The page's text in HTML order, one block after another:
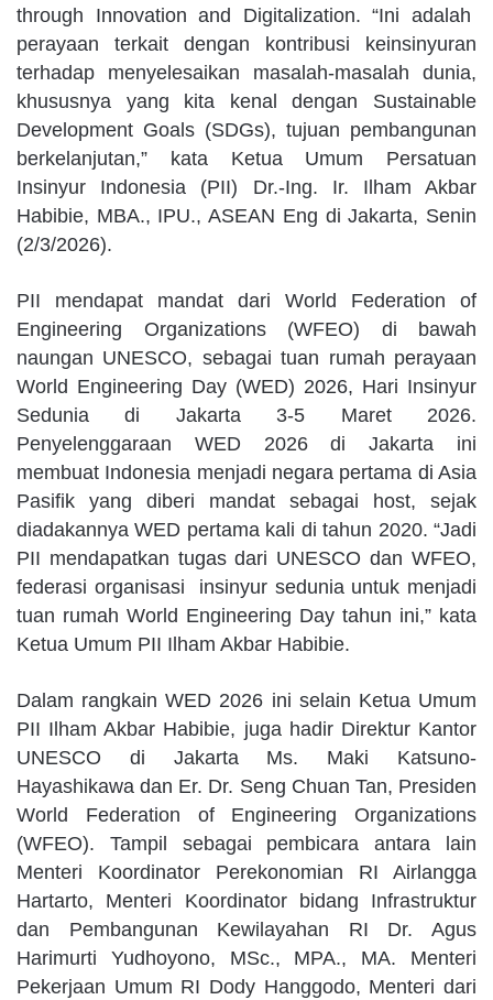
through Innovation and Digitalization. “Ini adalah
perayaan terkait dengan kontribusi keinsinyuran
terhadap menyelesaikan masalah-masalah dunia,
khususnya yang kita kenal dengan Sustainable
Development Goals (SDGs), tujuan pembangunan
berkelanjutan,” kata Ketua Umum Persatuan
Insinyur Indonesia (PII) Dr.-Ing. Ir. Ilham Akbar
Habibie, MBA., IPU., ASEAN Eng di Jakarta, Senin
(2/3/2026).
PII mendapat mandat dari World Federation of
Engineering Organizations (WFEO) di bawah
naungan UNESCO, sebagai tuan rumah perayaan
World Engineering Day (WED) 2026, Hari Insinyur
Sedunia di Jakarta 3-5 Maret 2026.
Penyelenggaraan WED 2026 di Jakarta ini
membuat Indonesia menjadi negara pertama di Asia
Pasifik yang diberi mandat sebagai host, sejak
diadakannya WED pertama kali di tahun 2020. “Jadi
PII mendapatkan tugas dari UNESCO dan WFEO,
federasi organisasi insinyur sedunia untuk menjadi
tuan rumah World Engineering Day tahun ini,” kata
Ketua Umum PII Ilham Akbar Habibie.
Dalam rangkain WED 2026 ini selain Ketua Umum
PII Ilham Akbar Habibie, juga hadir Direktur Kantor
UNESCO di Jakarta Ms. Maki Katsuno-
Hayashikawa dan Er. Dr. Seng Chuan Tan, Presiden
World Federation of Engineering Organizations
(WFEO). Tampil sebagai pembicara antara lain
Menteri Koordinator Perekonomian RI Airlangga
Hartarto, Menteri Koordinator bidang Infrastruktur
dan Pembangunan Kewilayahan RI Dr. Agus
Harimurti Yudhoyono, MSc., MPA., MA. Menteri
Pekerjaan Umum RI Dody Hanggodo, Menteri dari